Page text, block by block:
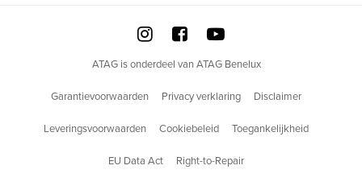
ATAG is onderdeel van ATAG Benelux
Garantievoorwaarden Privacy verklaring Disclaimer
Leveringsvoorwaarden Cookiebeleid Toegankelijkheid
EU Data Act Right-to-Repair